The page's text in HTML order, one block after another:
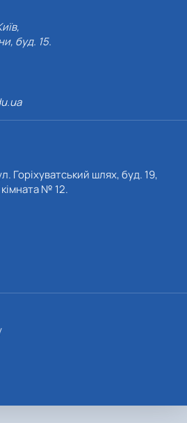
буд. 15.
Горіхуватський шлях, буд. 19,
№ 12.